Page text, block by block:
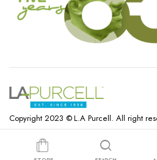
Copyright 2023 © L.A Purcell. All right